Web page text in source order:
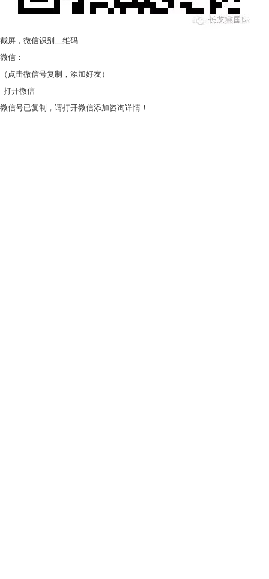
截屏，微信识别二维码
微信：
（点击微信号复制，添加好友）
打开微信
微信号已复制，请打开微信添加咨询详情！